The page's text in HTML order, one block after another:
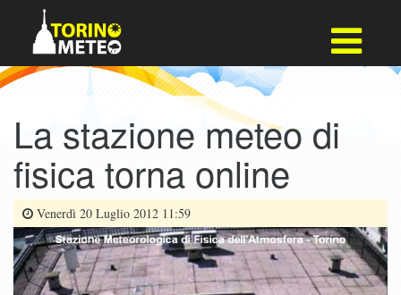
La stazione meteo di
fisica torna online
Venerdì 20 Luglio 2012 11:59